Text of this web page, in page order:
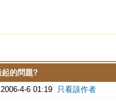
起的問題?
4-6 01:19 只看該作者